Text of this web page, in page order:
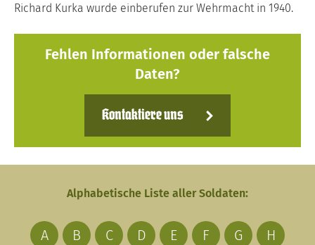
Richard Kurka wurde einberufen zur Wehrmacht in 1940.
Fehlen Informationen oder falsche
Daten?
Kontaktiere uns
Alphabetische Liste aller Soldaten:
A B C D E F G
H